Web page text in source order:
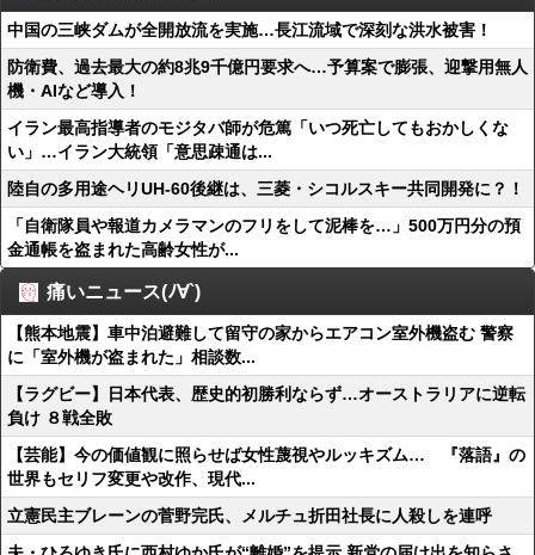
中国の三峡ダムが全開放流を実施…長江流域で深刻な洪水被害！
防衛費、過去最大の約8兆9千億円要求へ…予算案で膨張、迎撃用無人
機・AIなど導入！
イラン最高指導者のモジタバ師が危篤「いつ死亡してもおかしくな
い」…イラン大統領「意思疎通は...
陸自の多用途ヘリUH-60後継は、三菱・シコルスキー共同開発に？！
「自衛隊員や報道カメラマンのフリをして泥棒を…」500万円分の預
金通帳を盗まれた高齢女性が...
痛いニュース(ﾉ∀`)
【熊本地震】車中泊避難して留守の家からエアコン室外機盗む 警察
に「室外機が盗まれた」相談数...
【ラグビー】日本代表、歴史的初勝利ならず…オーストラリアに逆転
負け ８戦全敗
【芸能】今の価値観に照らせば女性蔑視やルッキズム… 『落語』の
世界もセリフ変更や改作、現代...
立憲民主ブレーンの菅野完氏、メルチュ折田社長に人殺しを連呼